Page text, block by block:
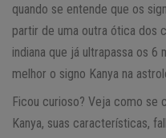
quando se entende que os
partir de uma outra ótica dos
indiana que já ultrapassa os 6
melhor o signo Kanya na
Ficou curioso? Veja como se
Kanya, suas características,